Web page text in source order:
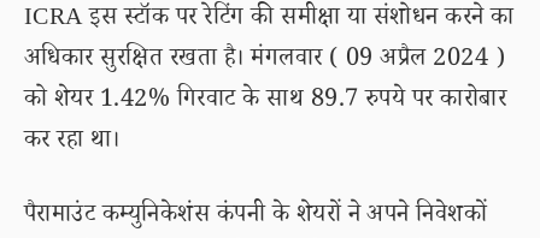
ICRA इस स्टॉक पर रेटिंग की समीक्षा या संशोधन करने का
अधिकार सुरक्षित रखता है। मंगलवार ( 09 अप्रैल 2024 )
को शेयर 1.42% गिरवाट के साथ 89.7 रुपये पर कारोबार
कर रहा था।
पैरामाउंट कम्युनिकेशंस कंपनी के शेयरों ने अपने निवेशकों